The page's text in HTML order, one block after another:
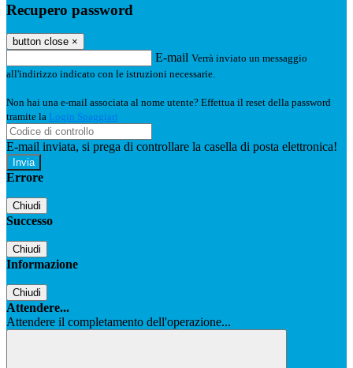
Recupero password
button close ×
E-mail Verrà inviato un messaggio
all'indirizzo indicato con le istruzioni necessarie.
Non hai una e-mail associata al nome utente? Effettua il reset della password
tramite la Login Spaggiari
E-mail inviata, si prega di controllare la casella di posta elettronica!
Errore
Chiudi
Successo
Chiudi
Informazione
Chiudi
Attendere...
Attendere il completamento dell'operazione...